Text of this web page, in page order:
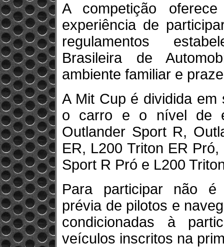
A competição
experiência de
regulamentos
Brasileira de
ambiente familiar e
A Mit Cup é dividida
o carro e o nível de
Outlander Sport R,
ER, L200 Triton ER
Sport R Pró e L200
Para participar não é
prévia de pilotos e
condicionadas à
veículos inscritos na